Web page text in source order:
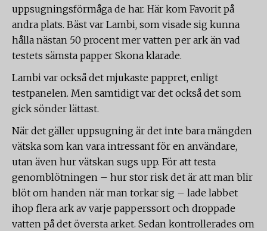
uppsugningsförmåga de har. Här kom Favorit på
andra plats. Bäst var Lambi, som visade sig kunna
hålla nästan 50 procent mer vatten per ark än vad
testets sämsta papper Skona klarade.
Lambi var också det mjukaste pappret, enligt
testpanelen. Men samtidigt var det också det som
gick sönder lättast.
När det gäller uppsugning är det inte bara mängden
vätska som kan vara intressant för en användare,
utan även hur vätskan sugs upp. För att testa
genomblötningen – hur stor risk det är att man blir
blöt om handen när man torkar sig – lade labbet
ihop flera ark av varje papperssort och droppade
vatten på det översta arket. Sedan kontrollerades om